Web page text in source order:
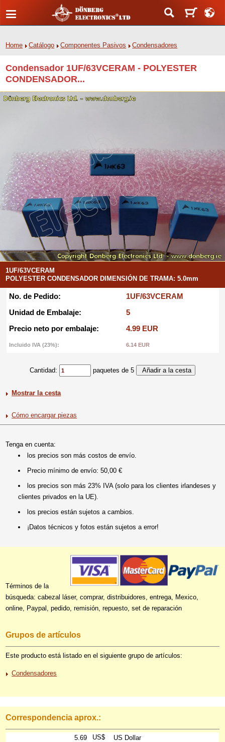
Home Catálogo Componentes Pasivos Condensadores
Condensador 1UF/63VCERAM - POLYESTER
CONDENSADOR...
1UF/63VCERAM
POLYESTER CONDENSADOR DIMENSIÓN DE TRAMA: 5.0mm
No. de Pedido:
1UF/63VCERAM
Unidad de Embalaje:
5
Precio neto por embalaje:
4.99 EUR
Incluido IVA (23%): 6.14 EUR
Cantidad: paquetes de 5
Mostrar la cesta
Cómo encargar piezas
Tenga en cuenta:
los precios son más costos de envío.
Precio mínimo de envío: 50,00 €
los precios son más 23% IVA (solo para los clientes irlandeses y
clientes privados en la UE).
los precios están sujetos a cambios.
¡Datos técnicos y fotos están sujetos a error!
Términos de la
búsqueda: cabezal láser, comprar, distribuidores, entrega, Mexico,
online, Paypal, pedido, remisión, repuesto, set de reparación
Grupos de artículos
Este producto está listado en el siguiente grupo de artículos:
Condensadores
Correspondencia aprox.:
5.69 US$
US Dollar